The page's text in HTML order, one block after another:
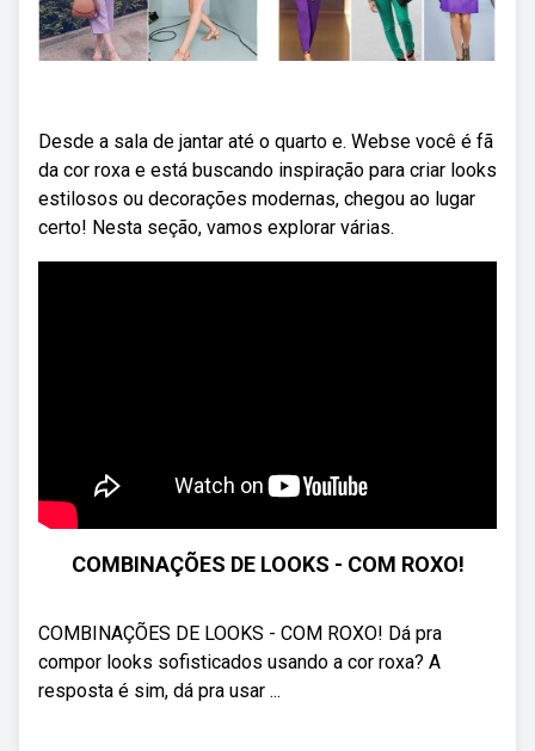
Desde a sala de jantar até o quarto e. Webse você é fã
da cor roxa e está buscando inspiração para criar looks
estilosos ou decorações modernas, chegou ao lugar
certo! Nesta seção, vamos explorar várias.
COMBINAÇÕES DE LOOKS - COM ROXO!
COMBINAÇÕES DE LOOKS - COM ROXO! Dá pra
compor looks sofisticados usando a cor roxa? A
resposta é sim, dá pra usar ...